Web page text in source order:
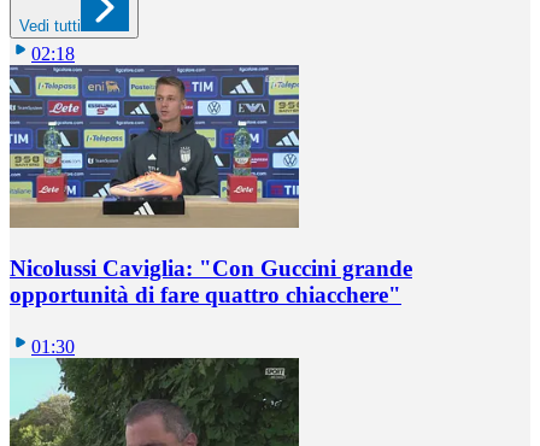
Vedi tutti
02:18
Nicolussi Caviglia: "Con Guccini grande
opportunità di fare quattro chiacchere"
01:30